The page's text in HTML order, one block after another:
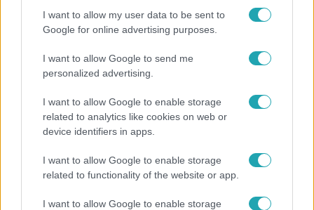
I want to allow my user data to be sent to
Google for online advertising purposes.
I want to allow Google to send me
personalized advertising.
I want to allow Google to enable storage
related to analytics like cookies on web or
device identifiers in apps.
I want to allow Google to enable storage
related to functionality of the website or app.
I want to allow Google to enable storage
Elviselhetetlen a forróság a hálóban? Mutatjuk a